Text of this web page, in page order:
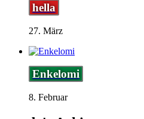
hella
27. März
Enkelomi
8. Februar